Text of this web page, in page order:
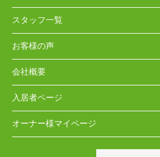
スタッフ一覧
お客様の声
会社概要
入居者ページ
オーナー様マイページ